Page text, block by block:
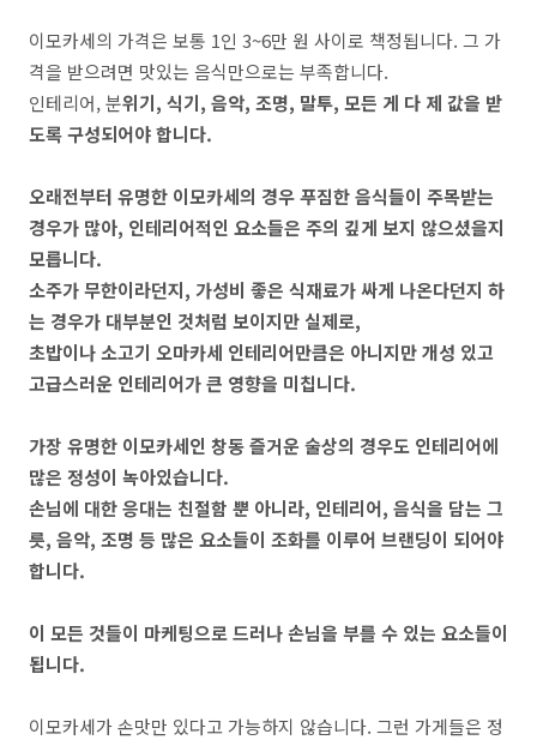
이모카세의 가격은 보통 1인 3~6만 원 사이로 책정됩니다. 그 가
격을 받으려면 맛있는 음식만으로는 부족합니다.
인테리어, 분위기, 식기, 음악, 조명, 말투, 모든 게 다 제 값을 받
도록 구성되어야 합니다.
오래전부터 유명한 이모카세의 경우 푸짐한 음식들이 주목받는
경우가 많아, 인테리어적인 요소들은 주의 깊게 보지 않으셨을지
모릅니다.
소주가 무한이라던지, 가성비 좋은 식재료가 싸게 나온다던지 하
는 경우가 대부분인 것처럼 보이지만 실제로,
초밥이나 소고기 오마카세 인테리어만큼은 아니지만 개성 있고
고급스러운 인테리어가 큰 영향을 미칩니다.
가장 유명한 이모카세인 창동 즐거운 술상의 경우도 인테리어에
많은 정성이 녹아있습니다.
손님에 대한 응대는 친절함 뿐 아니라, 인테리어, 음식을 담는 그
릇, 음악, 조명 등 많은 요소들이 조화를 이루어 브랜딩이 되어야
합니다.
이 모든 것들이 마케팅으로 드러나 손님을 부를 수 있는 요소들이
됩니다.
이모카세가 손맛만 있다고 가능하지 않습니다. 그런 가게들은 정